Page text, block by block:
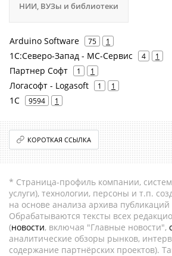
НИИ, ВУЗы и библиотеки
Arduino Software 75 1
1С:Северо-Запад - МС-Сервис 4 1
Партнер Софт 1 1
Логасофт - Logasoft 1 1
1С 9594 1
КОРОТКАЯ ССЫЛКА
* Страница-профиль компании,
услуги), технологии, персоны и т.п.
на основе анализа архива публикаций
Обрабатываются тексты всех
(новости, включая "Главные новости",
аналитические обзоры рынков,
содержание партнёрских проектов).